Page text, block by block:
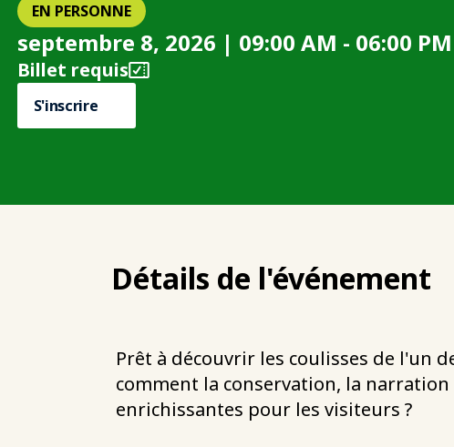
EN PERSONNE
septembre 8, 2026 | 09:00 AM - 06:00 PM
Billet requis
S'inscrire
Détails de l'événement
Prêt à découvrir les coulisses de l'un
comment la conservation, la
enrichissantes pour les visiteurs ?